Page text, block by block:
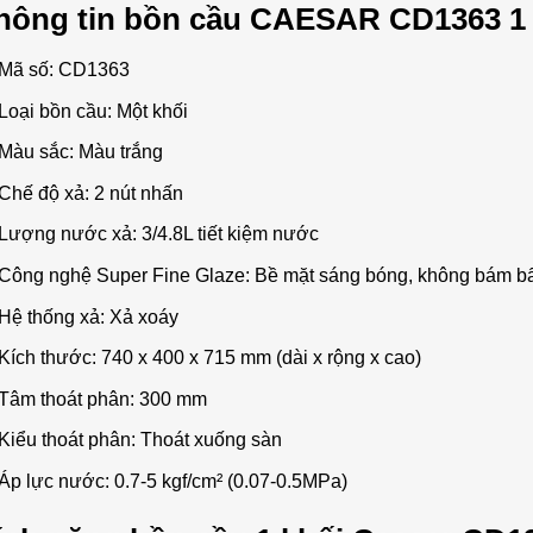
tin bồn cầu CAESAR CD1363
số: CD1363
bồn cầu: Một khối
sắc: Màu trắng
độ xả: 2 nút nhấn
nước xả: 3/4.8L tiết kiệm nước
nghệ Super Fine Glaze: Bề mặt sáng bóng, không bám
thống xả: Xả xoáy
thước: 740 x 400 x 715 mm (dài x rộng x cao)
thoát phân: 300 mm
thoát phân: Thoát xuống sàn
lực nước: 0.7-5 kgf/cm² (0.07-0.5MPa)